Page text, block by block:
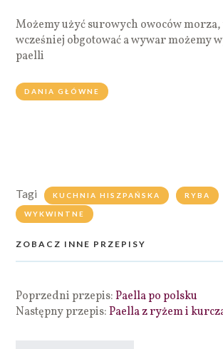
Możemy użyć surowych owoców morza,
wcześniej obgotować a wywar możemy
paelli
DANIA GŁÓWNE
Tagi KUCHNIA HISZPAŃSKA RYBA
WYKWINTNE
ZOBACZ INNE PRZEPISY
Poprzedni przepis:Paella po polsku
Następny przepis:Paella z ryżem i